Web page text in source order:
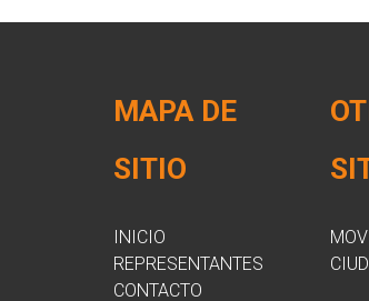
MAPA DE
SITIO
INICIO
REPRESENTANTES
CONTACTO